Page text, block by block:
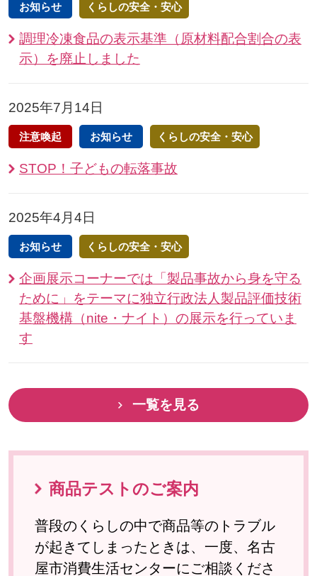
お知らせ くらしの安全・安心
調理冷凍食品の表示基準（原材料配合割合の表
示）を廃止しました
2025年7月14日
注意喚起 お知らせ くらしの安全・安心
STOP！子どもの転落事故
2025年4月4日
お知らせ くらしの安全・安心
企画展示コーナーでは「製品事故から身を守る
ために」をテーマに独立行政法人製品評価技術
基盤機構（nite・ナイト）の展示を行っていま
す
一覧を見る
商品テストのご案内
普段のくらしの中で商品等のトラブル
が起きてしまったときは、一度、名古
屋市消費生活センターにご相談くださ